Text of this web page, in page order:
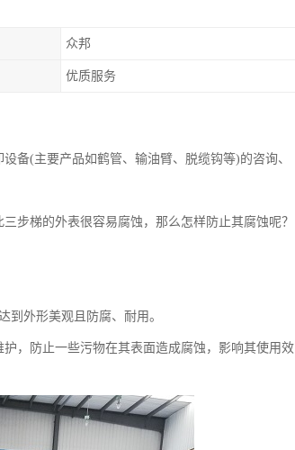
众邦
优质服务
备(主要产品如鹤管、输油臂、脱缆钩等)的咨询、
步梯的外表很容易腐蚀，那么怎样防止其腐蚀呢？
到外形美观且防腐、耐用。
，防止一些污物在其表面造成腐蚀，影响其使用效